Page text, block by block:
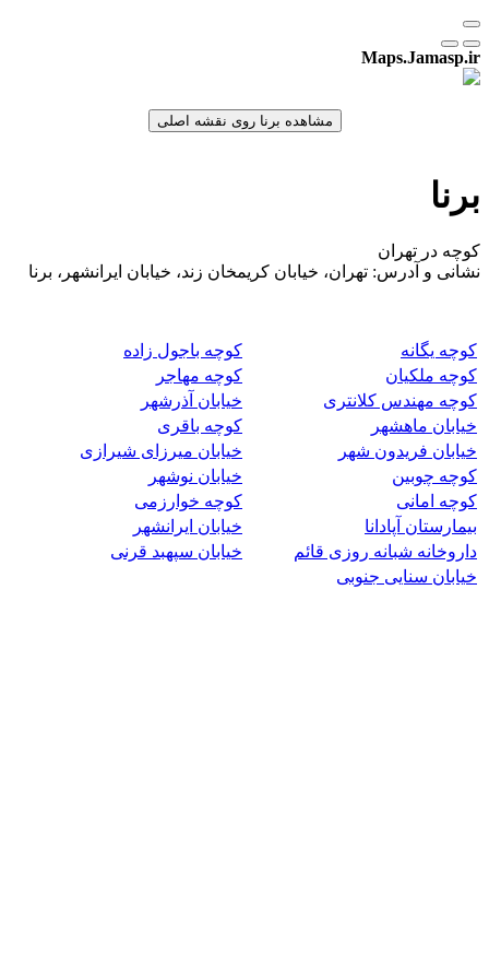
Maps.Jamasp.ir
برنا
کوچه در تهران
نشانی و آدرس: تهران، خیابان کریمخان زند، خیابان ایرانشهر، برنا
کوچه یگانه
کوچه باجول زاده
کوچه ملکیان
کوچه مهاجر
کوچه مهندس کلانتری
خیابان آذرشهر
خیابان ماهشهر
کوچه باقری
خیابان فریدون شهر
خیابان میرزای شیرازی
کوچه چوبین
خیابان نوشهر
کوچه امانی
کوچه خوارزمی
بیمارستان آپادانا
خیابان ایرانشهر
داروخانه شبانه روزی قائم
خیابان سپهبد قرنی
خیابان سنایی جنوبی